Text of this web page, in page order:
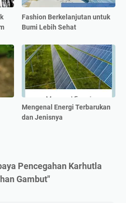
Fashion Berkelanjutan untuk
Bumi Lebih Sehat
Mengenal Energi Terbarukan
dan Jenisnya
Pencegahan Karhutla
Gambut"